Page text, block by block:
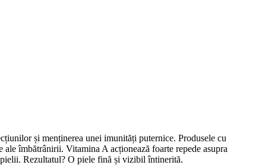
și menținerea unei imunități puternice. Produsele cu
îmbătrânirii. Vitamina A acționează foarte repede asupra
Rezultatul? O piele fină și vizibil întinerită.